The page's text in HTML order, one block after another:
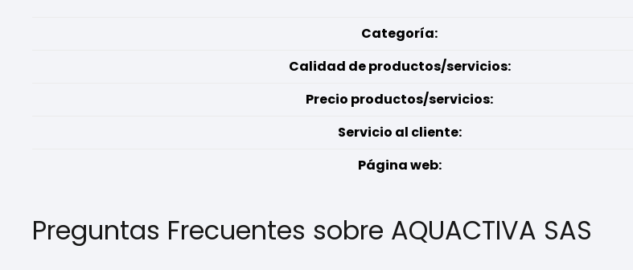
Categoría:
Calidad de productos/servicios:
Precio productos/servicios:
Servicio al cliente:
Página web:
Preguntas Frecuentes sobre AQUACTIVA SAS